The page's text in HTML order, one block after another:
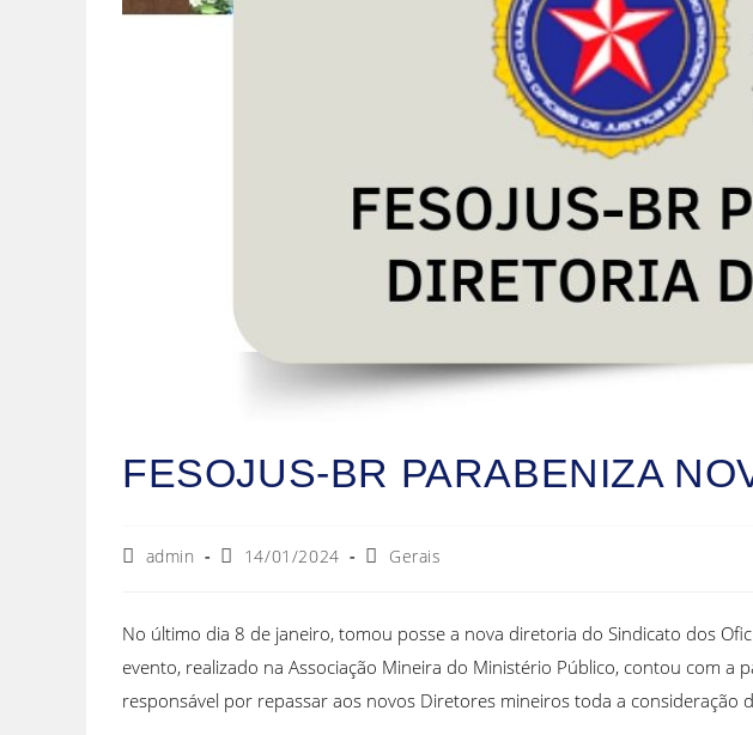
FESOJUS-BR PARABENIZA
admin 14/01/2024 Gerais
No último dia 8 de janeiro, tomou posse a nova diretoria do Sindicato dos
evento, realizado na Associação Mineira do Ministério Público, contou com a
responsável por repassar aos novos Diretores mineiros toda a consideração